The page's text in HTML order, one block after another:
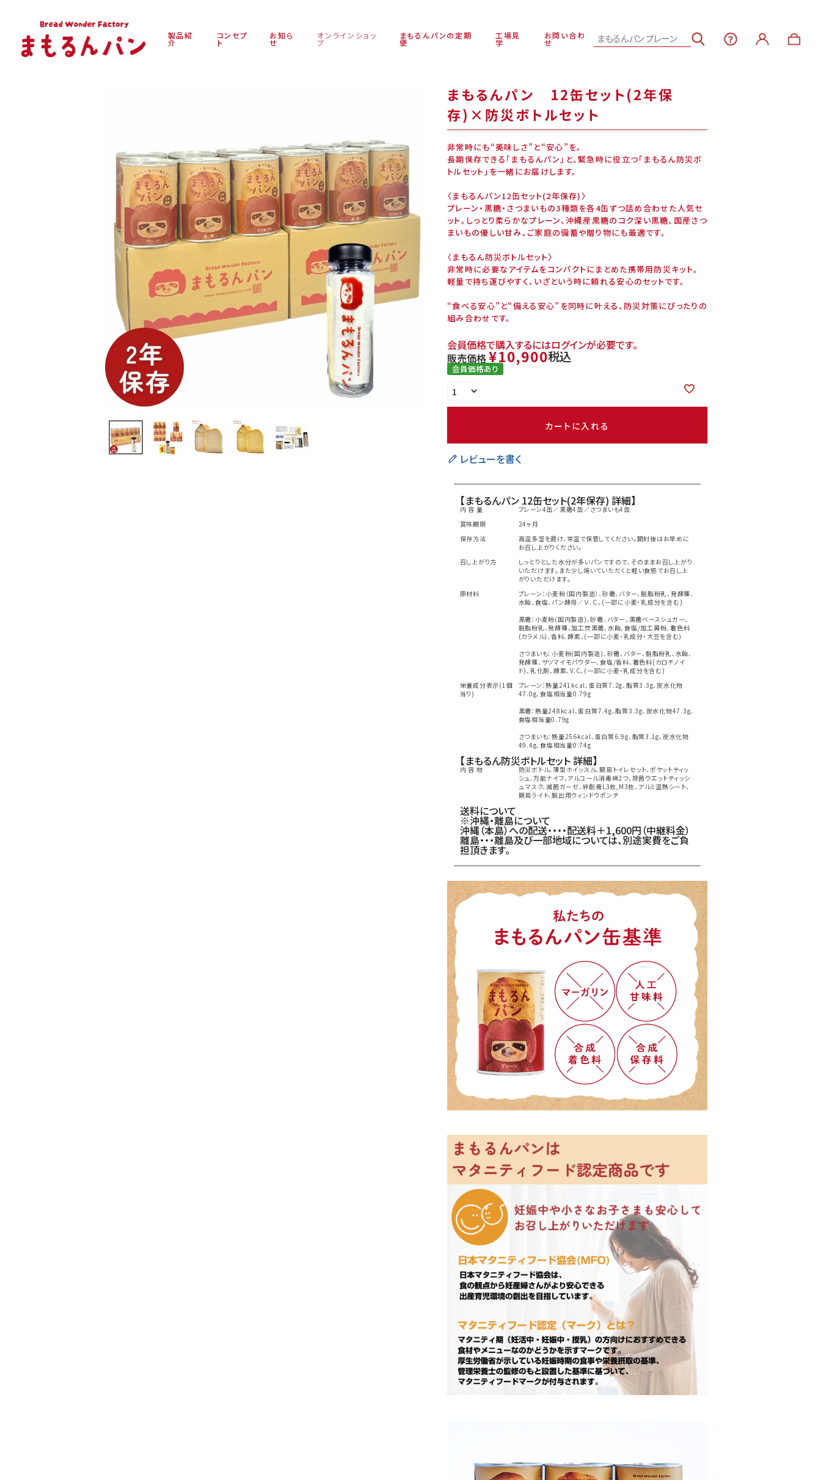
製品紹
介
コンセプ
ト
お知ら
せ
オンラインショッ
プ
まもるんパンの定期
便
工場見
学
お問い合わ
せ
まもるんパン 12缶セット(2年保
存)×防災ボトルセット
非常時にも“美味しさ”と“安心”を。
長期保存できる「まもるんパン」と、緊急時に役立つ「まもるん防災ボ
トルセット」を一緒にお届けします。
〈まもるんパン12缶セット(2年保存)〉
プレーン・黒糖・さつまいもの3種類を各4缶ずつ詰め合わせた人気セ
ット。しっとり柔らかなプレーン、沖縄産黒糖のコク深い黒糖、国産さつ
まいもの優しい甘み。ご家庭の備蓄や贈り物にも最適です。
〈まもるん防災ボトルセット〉
非常時に必要なアイテムをコンパクトにまとめた携帯用防災キット。
軽量で持ち運びやすく、いざという時に頼れる安心のセットです。
“食べる安心”と“備える安心”を同時に叶える、防災対策にぴったりの
組み合わせです。
会員価格で購入するにはログインが必要です。
販売価格¥10,900税込
会員価格あり
カートに入れる
レビューを書く
【まもるんパン 12缶セット(2年保存) 詳細】
内 容 量
プレーン4缶／黒糖4缶／さつまいも4缶
賞味期限
24ヶ月
保存方法
高温多湿を避け、常温で保管してください。開封後はお早めに
お召し上がりください。
召し上がり方
しっとりとした水分が多いパンですので、そのままお召し上がり
いただけます。また少し焼いていただくと軽い食感でお召し上
がりいただけます。
原材料
プレーン：小麦粉（国内製造）、砂糖、バター、脱脂粉乳、発酵種、
水飴、食塩、パン酵母／Ｖ．Ｃ、(一部に小麦・乳成分を含む)
黒糖：小麦粉(国内製造)､砂糖､バター､黒糖ベースシュガー､
脱脂粉乳､発酵種､加工焚黒糖､水飴､食塩/加工澱粉､着色料
(カラメル)､香料､酵素､(一部に小麦・乳成分・大豆を含む)
さつまいも：小麦粉(国内製造)､砂糖､バター､脱脂粉乳､水飴､
発酵種､サツマイモパウダー､食塩/香料､着色料(カロチノイ
ド)､乳化剤､酵素､V.C､(一部に小麦・乳成分を含む)
栄養成分表示(1個
当り)
プレーン：熱量241kcal､蛋白質7.2g､脂質3.3g､炭水化物
47.0g､食塩相当量0.79g
黒糖：熱量248kcal､蛋白質7.4g､脂質3.3g､炭水化物47.3g､
食塩相当量0.79g
さつまいも：熱量256kcal､蛋白質6.9g､脂質3.1g､炭水化物
49.4g､食塩相当量0.74g
【まもるん防災ボトルセット 詳細】
内 容 物
防災ボトル、薄型ホイッスル、簡易トイレセット、ポケットティッ
シュ、万能ナイフ、アルコール消毒綿2つ、除菌ウエットティッシ
ュ マスク、滅菌ガーゼ、絆創膏L3枚,M3枚、アルミ温熱シート、
簡易ライト、脱出用ウィンドウポンチ
送料について
※沖縄・離島について
沖縄（本島）への配送・・・・配送料＋1,600円（中継料金）
離島・・・離島及び一部地域については、別途実費をご負
担頂きます。